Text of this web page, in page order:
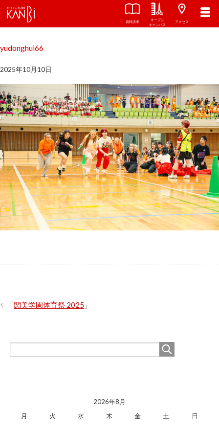
アクセス
オープン
キャンパス
資料請求
関西美容専門学校
yudonghui66
2025年10月10日
「関美学園体育祭 2025 」
2026年8月
月
火 水 木 金 土 日